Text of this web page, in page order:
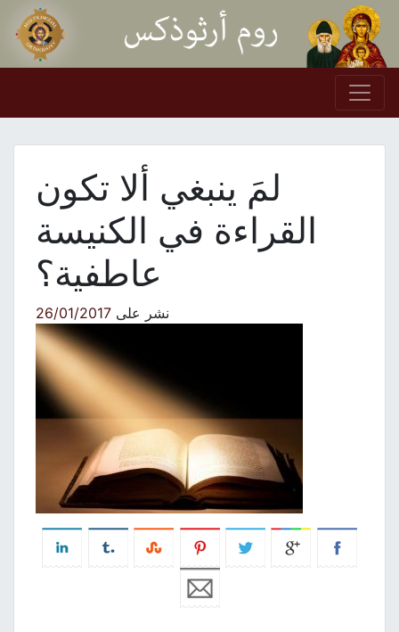
Skip to content
Main Navigation
لمَ ينبغي ألا تكون
القراءة في الكنيسة
عاطفية؟
نشر على26/01/2017